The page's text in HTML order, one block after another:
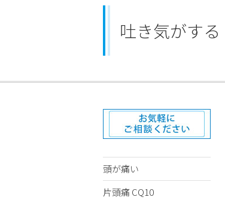
吐き気がする
頭が痛い
片頭痛 CQ10